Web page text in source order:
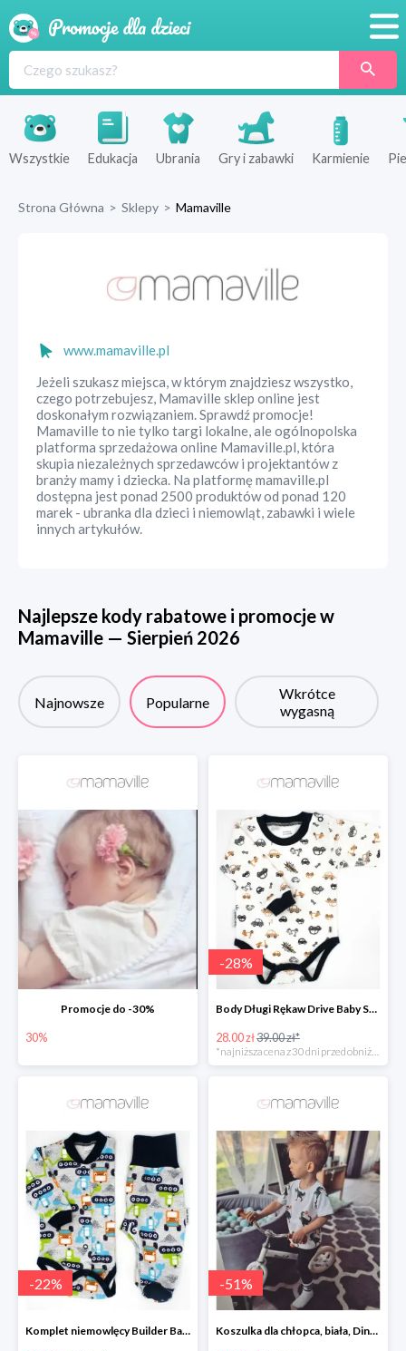
Produkty
Sklepy
Wszystkie Edukacja Ubrania Gry i zabawki Karmienie
Strona Główna > Sklepy > Mamaville
www.mamaville.pl
Jeżeli szukasz miejsca, w którym znajdziesz wszystko,
czego potrzebujesz, Mamaville sklep online jest
doskonałym rozwiązaniem. Sprawdź promocje!
Mamaville to nie tylko targi lokalne, ale ogólnopolska
platforma sprzedażowa online Mamaville.pl, która
skupia niezależnych sprzedawców i projektantów z
branży mamy i dziecka. Na platformę mamaville.pl
dostępna jest ponad 2500 produktów od ponad 120
marek - ubranka dla dzieci i niemowląt, zabawki i wiele
innych artykułów.
Najlepsze kody rabatowe i promocje w
Mamaville — Sierpień 2026
Najnowsze Popularne
Wkrótce
wygasną
Promocje do -30%
30%
-28%
Body Długi Rękaw Drive Baby Sparrow -28%
28.00 zł39.00 zł*
*najniższa cena z 30 dni przed obniżką
-22%
Komplet niemowlęcy Builder Baby Sparrow -22%
-51%
Koszulka dla chłopca, biała, Dino roller skater Fluffy -50%